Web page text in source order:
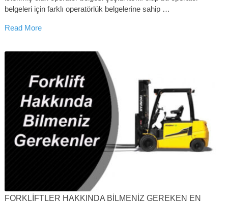
belgeleri için farklı operatörlük belgelerine sahip …
Read More
FORKLIFTLER HAKKINDA BILMENIZ GEREKEN EN